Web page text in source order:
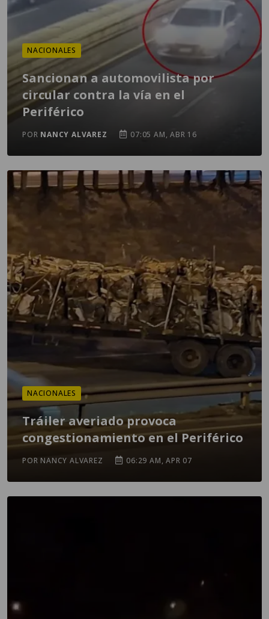
NACIONALES
Sancionan a automovilista por
circular contra la vía en el
Periférico
POR NANCY ALVAREZ 07:05 AM, ABR 16
NACIONALES
Tráiler averiado provoca
congestionamiento en el Periférico
POR NANCY ALVAREZ 06:29 AM, APR 07